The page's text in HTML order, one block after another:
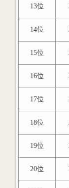
13位
14位
15位
16位
17位
18位
19位
20位